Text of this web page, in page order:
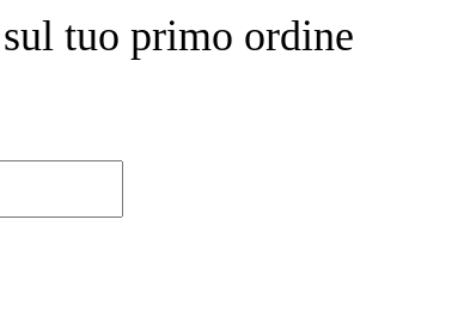
tuo primo ordine